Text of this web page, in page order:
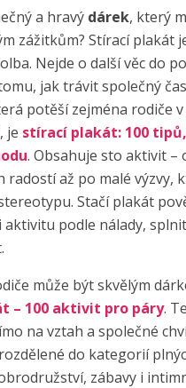
a hravý dárek, který
zážitkům? Stírací plakát
Nejde o další věc do
jak trávit společný
potěší zejména rodiče v
je stírací plakát: 100
. Obsahuje sto aktivit –
radostí až po malé výzvy,
Stačí plakát
aktivitu podle nálady,
může být skvělým
– 100 aktivit pro páry.
na vztah a společné
do kategorií
zábavy i